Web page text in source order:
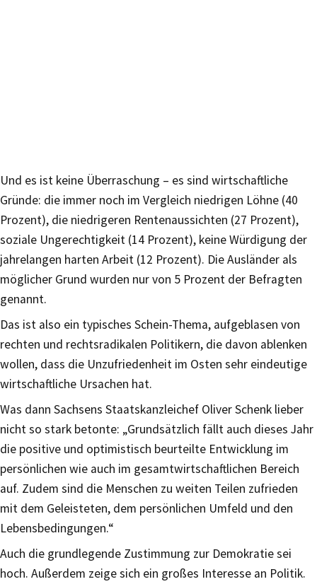
Und es ist keine Überraschung – es sind wirtschaftliche
Gründe: die immer noch im Vergleich niedrigen Löhne (40
Prozent), die niedrigeren Rentenaussichten (27 Prozent),
soziale Ungerechtigkeit (14 Prozent), keine Würdigung der
jahrelangen harten Arbeit (12 Prozent). Die Ausländer als
möglicher Grund wurden nur von 5 Prozent der Befragten
genannt.
Das ist also ein typisches Schein-Thema, aufgeblasen von
rechten und rechtsradikalen Politikern, die davon ablenken
wollen, dass die Unzufriedenheit im Osten sehr eindeutige
wirtschaftliche Ursachen hat.
Was dann Sachsens Staatskanzleichef Oliver Schenk lieber
nicht so stark betonte: „Grundsätzlich fällt auch dieses Jahr
die positive und optimistisch beurteilte Entwicklung im
persönlichen wie auch im gesamtwirtschaftlichen Bereich
auf. Zudem sind die Menschen zu weiten Teilen zufrieden
mit dem Geleisteten, dem persönlichen Umfeld und den
Lebensbedingungen.“
Auch die grundlegende Zustimmung zur Demokratie sei
hoch. Außerdem zeige sich ein großes Interesse an Politik.